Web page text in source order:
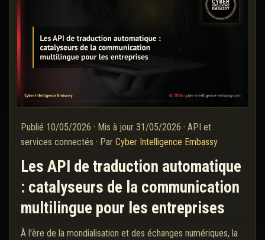
Publié 10/05/2026 · Mis à jour 31/05/2026 · API et
services connectés · Par Cyber Intelligence Embassy
Les API de traduction automatique
: catalyseurs de la communication
multilingue pour les entreprises
À l'ère de la mondialisation et des échanges numériques, la